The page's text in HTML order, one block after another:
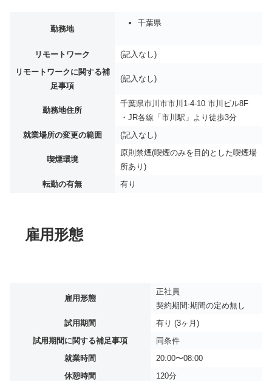
勤務地
千葉県
リモートワーク
(記入なし)
リモートワークに関する補
足事項
(記入なし)
勤務地住所
千葉県市川市市川1-4-10 市川ビル8F
・JR各線「市川駅」より徒歩3分
就業場所の変更の範囲
(記入なし)
喫煙環境
原則禁煙(喫煙のみを目的とした喫煙場
所あり)
転勤の有無
有り
雇用形態
雇用形態
正社員
契約期間:期間の定め無し
試用期間
有り (3ヶ月)
試用期間に関する補足事項
同条件
就業時間
20:00〜08:00
休憩時間
120分